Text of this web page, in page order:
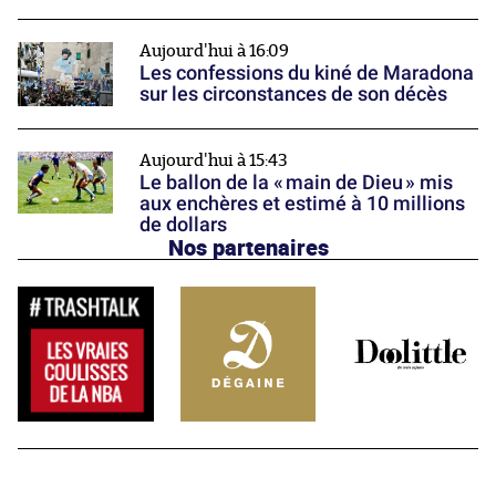
Aujourd'hui à 16:09
Les confessions du kiné de Maradona
sur les circonstances de son décès
Aujourd'hui à 15:43
Le ballon de la « main de Dieu » mis
aux enchères et estimé à 10 millions
de dollars
Nos partenaires